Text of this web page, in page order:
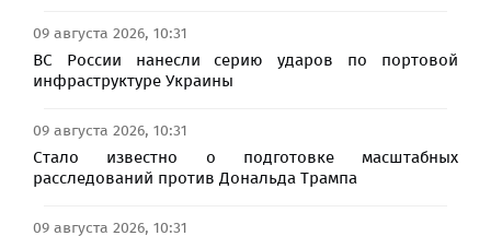
09 августа 2026, 10:31
ВС России нанесли серию ударов по портовой
инфраструктуре Украины
09 августа 2026, 10:31
Стало известно о подготовке масштабных
расследований против Дональда Трампа
09 августа 2026, 10:31